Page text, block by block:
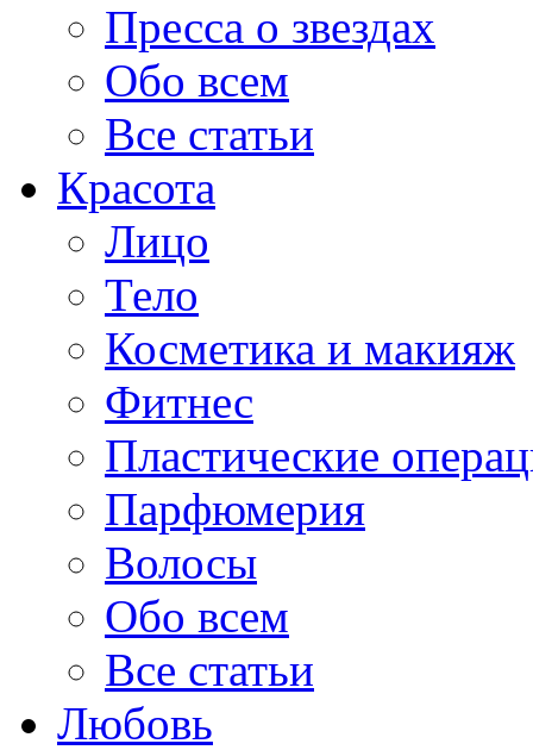
Пресса о звездах
Обо всем
Все статьи
Красота
Лицо
Тело
Косметика и макияж
Фитнес
Пластические
Парфюмерия
Волосы
Обо всем
Все статьи
Любовь